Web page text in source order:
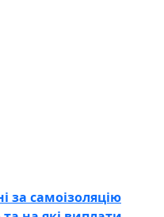
за самоізоляцію